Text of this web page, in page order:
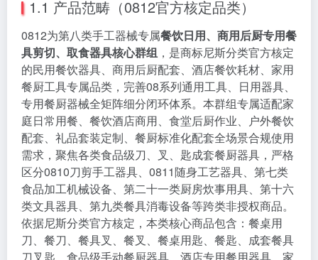
1.1 产品范畴（0812官方核定品类）
0812为第八类手工器械专属餐饮日用、商用后厨专用餐
具剪切、取食器具核心群组 ，是商标尼斯分类官方核定
的民用餐饮器具、商用后厨配套、酒店餐饮耗材、家用
餐厨工具专属品类，完善08系列通用工具、日用器具、
专用餐厨器械全矩阵细分闭环体系。本群组专属适配家
庭日常用餐、餐饮酒店商用、食堂后厨作业、户外餐饮
配套、礼品套装定制、餐厨标准化配套全场景合规使用
需求，聚焦各类食品级刀、叉、匙成套餐厨器具，严格
区分0810刀剪手工器具、0811随身工艺器具、第七类
食品加工机械设备、第二十一类厨房炊事用具、第十六
类文具器具、第九类餐具消毒设备等跨类非授权商品。
依据尼斯分类官方核定，本类核心商品包含：餐桌用
刀、餐刀、餐具叉、餐叉、餐桌用匙、餐匙、成套餐具